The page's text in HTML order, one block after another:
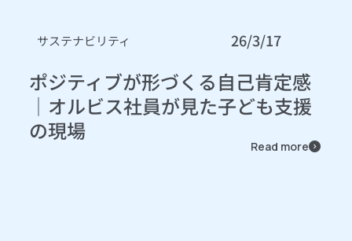
サステナビリティ 26/3/17
ポジティブが形づくる自己肯定感
│オルビス社員が見た子ども支援
の現場
Read more